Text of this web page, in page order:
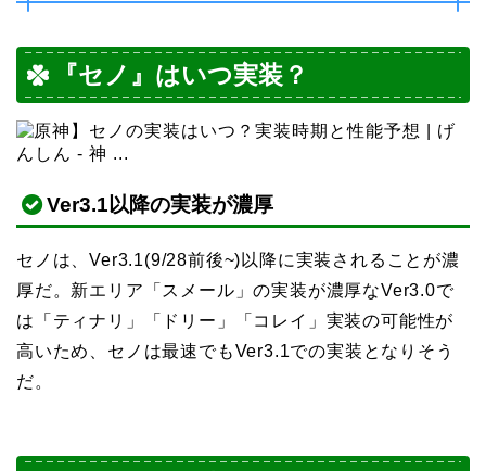
『セノ』はいつ実装？
Ver3.1以降の実装が濃厚
セノは、Ver3.1(9/28前後~)以降に実装されることが濃
厚だ。新エリア「スメール」の実装が濃厚なVer3.0で
は「ティナリ」「ドリー」「コレイ」実装の可能性が
高いため、セノは最速でもVer3.1での実装となりそう
だ。